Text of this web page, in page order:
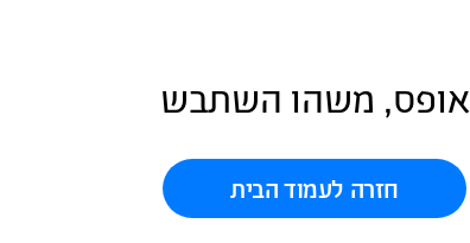
אופס, משהו השתבש
חזרה לעמוד הבית